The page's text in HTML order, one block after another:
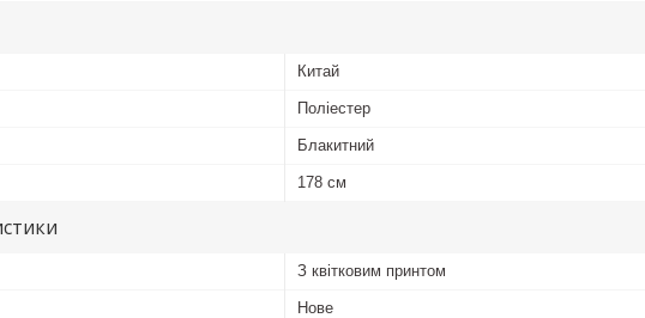
Китай
Поліестер
Блакитний
178 см
З квітковим принтом
Нове